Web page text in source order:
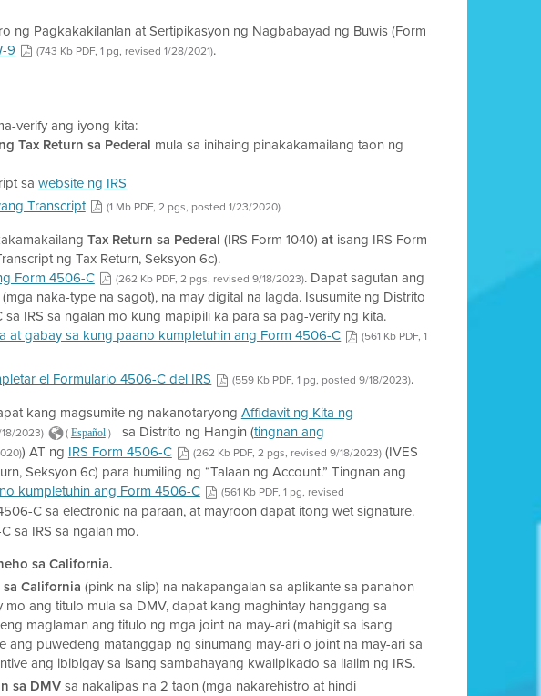
ng Pagkakakilanlan at Sertipikasyon ng Nagbabayad ng Buwis (Form
9 (743 Kb PDF, 1 pg, revised 1/28/2021).
verify ang iyong kita:
Tax Return sa Pederal mula sa inihaing pinakakamailang taon ng
sa website ng IRS
Transcript (1 Mb PDF, 2 pgs, posted 1/23/2020)
Tax Return sa Pederal (IRS Form 1040)at isang IRS Form
ng Tax Return, Seksyon 6c).
Form 4506-C
(262 Kb PDF, 2 pgs, revised 9/18/2023). Dapat sagutan ang
naka-type na sagot), na may digital na lagda. Isusumite ng Distrito
IRS sa ngalan mo kung mapipili ka para sa pag-verify ng kita.
at gabay sa kung paano kumpletuhin ang Form 4506-C
(561 Kb PDF, 1
el Formulario 4506-C del IRS
(559 Kb PDF, 1 pg, posted 9/18/2023).
kang magsumite ng nakanotaryong Affidavit ng Kita ng
2023) ( Español) sa Distrito ng Hangin (tingnan ang
) AT ng IRS Form 4506-C (262 Kb PDF, 2 pgs, revised 9/18/2023)(IVES
Seksyon 6c) para humiling ng “Talaan ng Account.” Tingnan ang
kumpletuhin ang Form 4506-C
(561 Kb PDF, 1 pg, revised
C sa electronic na paraan, at mayroon dapat itong wet signature.
sa IRS sa ngalan mo.
sa California.
California (pink na slip) na nakapangalan sa aplikante sa panahon
ang titulo mula sa DMV, dapat kang maghintay hanggang sa
maglaman ang titulo ng mga joint na may-ari (mahigit sa isang
ang puwedeng matanggap ng sinumang may-ari o joint na may-ari sa
ang ibibigay sa isang sambahayang kwalipikado sa ilalim ng IRS.
sa DMVsa nakalipas na 2 taon (mga nakarehistro at hindi